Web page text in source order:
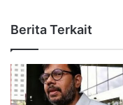
Berita Terkait